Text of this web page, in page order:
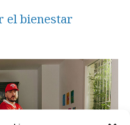
el bienestar